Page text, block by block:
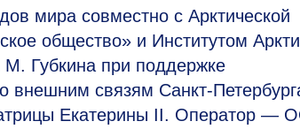
мира совместно с Арктической
общество» и Институтом
Губкина при поддержке
внешним связям Санкт-
Екатерины II. Оператор —